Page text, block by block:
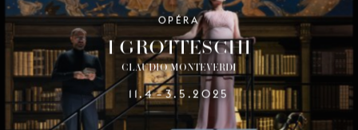
OPÉRA
I GROTTESCHI
CLAUDIO MONTEVERDI
11.4–3.5.2025